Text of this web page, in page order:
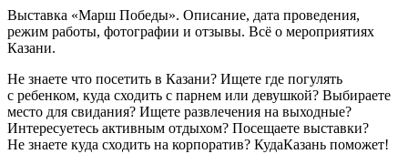
Выставка «Марш Победы». Описание, дата проведения,
режим работы, фотографии и отзывы. Всё о мероприятиях
Казани.
Не знаете что посетить в Казани? Ищете где погулять
с ребенком, куда сходить с парнем или девушкой? Выбираете
место для свидания? Ищете развлечения на выходные?
Интересуетесь активным отдыхом? Посещаете выставки?
Не знаете куда сходить на корпоратив? КудаКазань поможет!